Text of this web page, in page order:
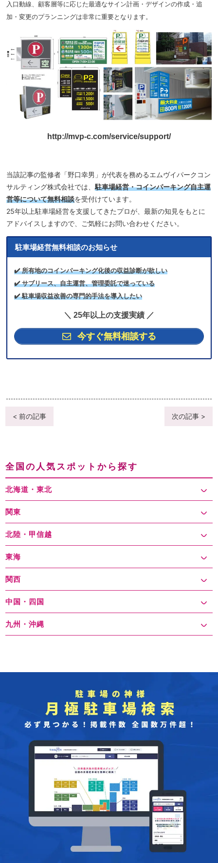
入口動線、顧客層等に応じた最適なサイン計画・デザインの作成・追
加・変更のプランニングは非常に重要となります。
http://mvp-c.com/service/support/
当該記事の監修者「野口幸男」が代表を務めるエムヴイパークコン
サルティング株式会社では、駐車場経営・コインパーキング自主運
営等について無料相談を受付けています。
25年以上駐車場経営を支援してきたプロが、最新の知見をもとに
アドバイスしますので、ご気軽にお問い合わせください。
駐車場経営無料相談のお知らせ
✔️ 所有地のコインパーキング化後の収益診断が欲しい
✔️ サブリース、自主運営、管理委託で迷っている
✔️ 駐車場収益改善の専門的手法を導入したい
＼ 25年以上の支援実績 ／
今すぐ無料相談する
< 前の記事 次の記事 >
全国の人気スポットから探す
北海道・東北
関東
北陸・甲信越
東海
関西
中国・四国
九州・沖縄